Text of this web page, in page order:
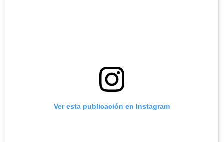
Ver esta publicación en Instagram